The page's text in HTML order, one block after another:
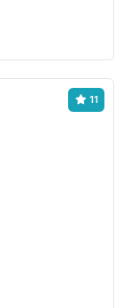
11